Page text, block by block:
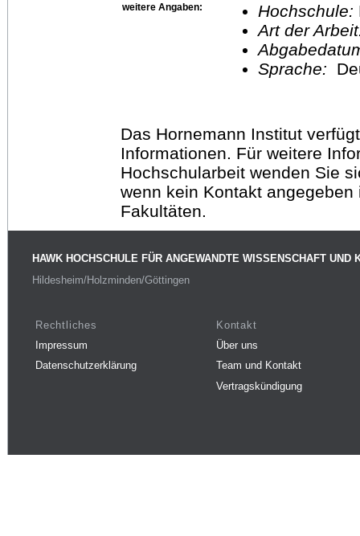
weitere Angaben: Hochschule:
Art der
Sprache:
Das Hornemann Institut
Informationen. Für weitere
Hochschularbeit wenden Sie
wenn kein Kontakt
Fakultäten.
HAWK HOCHSCHULE FÜR ANGEWANDTE WISSENSCHAFT UND
Hildesheim/Holzminden/Göttingen
Rechtliches
Impressum
Datenschutzerklärung
Kontakt
Über uns
Team und Kontakt
Vertragskündigung